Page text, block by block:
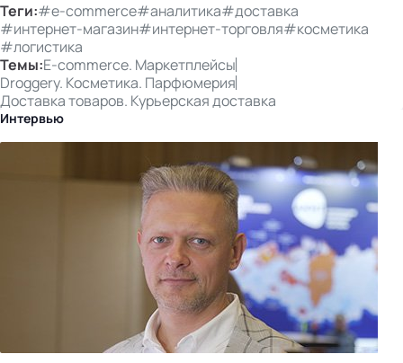
Теги:#e-commerce#аналитика#доставка
#интернет-магазин#интернет-торговля#косметика
#логистика
Темы:E-commerce. Маркетплейсы
Droggery. Косметика. Парфюмерия
Доставка товаров. Курьерская доставка
Интервью